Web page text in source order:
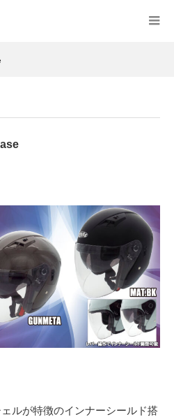
ルが特徴のインナーシールド搭